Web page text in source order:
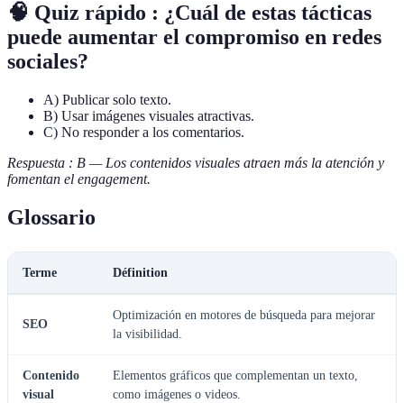
🧠 Quiz rápido : ¿Cuál de estas tácticas
puede aumentar el compromiso en redes
sociales?
A) Publicar solo texto.
B) Usar imágenes visuales atractivas.
C) No responder a los comentarios.
Respuesta : B — Los contenidos visuales atraen más la atención y
fomentan el engagement.
Glossario
Terme Définition
SEO
Optimización en motores de búsqueda para mejorar
la visibilidad.
Contenido
visual
Elementos gráficos que complementan un texto,
como imágenes o videos.